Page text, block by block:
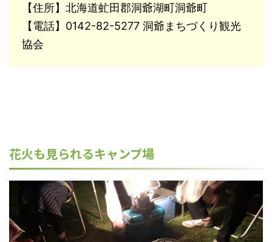
【住所】北海道虻田郡洞爺湖町洞爺町
【電話】0142-82-5277 洞爺まちづくり観光
協会
花火も見られるキャンプ場